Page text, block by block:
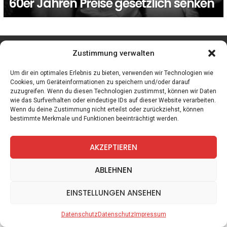
Zustimmung verwalten
Um dir ein optimales Erlebnis zu bieten, verwenden wir Technologien wie
Cookies, um Geräteinformationen zu speichern und/oder darauf
zuzugreifen. Wenn du diesen Technologien zustimmst, können wir Daten
wie das Surfverhalten oder eindeutige IDs auf dieser Website verarbeiten.
Wenn du deine Zustimmung nicht erteilst oder zurückziehst, können
bestimmte Merkmale und Funktionen beeinträchtigt werden.
AKZEPTIEREN
ABLEHNEN
EINSTELLUNGEN ANSEHEN
DatenschutzDatenschutzImpressum
facebook instagram
Spiele Zitate Kontakt Datenschutz Impressum